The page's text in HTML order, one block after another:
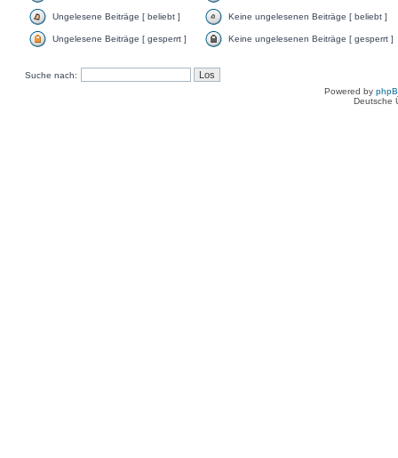
Ungelesene Beiträge [ beliebt ] Keine ungelesenen Beiträge [ beliebt ]
Ungelesene Beiträge [ gesperrt ] Keine ungelesenen Beiträge [ gesperrt ]
Suche nach:
Powered by
Deutsche